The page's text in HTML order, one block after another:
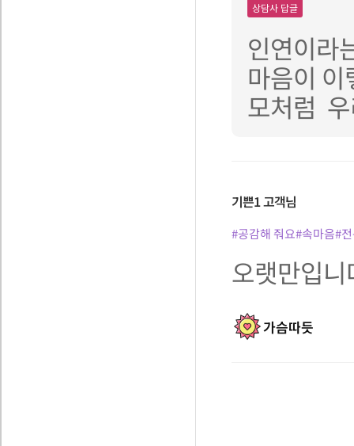
상담사 답글
인연이라
마음이
모처럼
기쁜1고객님
#공감해 줘요#속마음#
오랫만입
가슴따듯